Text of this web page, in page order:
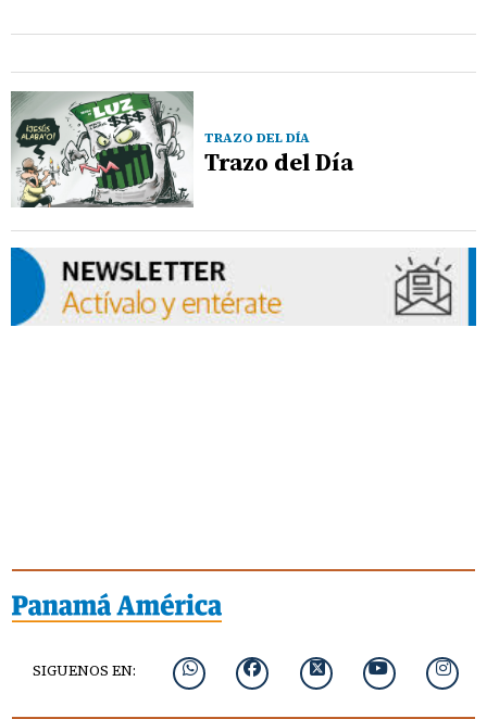
TRAZO DEL DÍA
Trazo del Día
SIGUENOS EN: